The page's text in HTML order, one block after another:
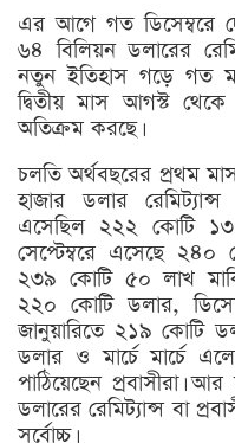
এর আগে গত ডিসেম্বরে
৬৪ বিলিয়ন ডলারের
নতুন ইতিহাস গড়ে গত
দ্বিতীয় মাস আগস্ট
অতিক্রম করছে।
চলতি অর্থবছরের প্রথম
হাজার ডলার
এসেছিল ২২২ কোটি ১৩
সেপ্টেম্বরে এসেছে
২৩৯ কোটি ৫০ লাখ
২২০ কোটি ডলার,
জানুয়া‌রি‌তে ২১৯ কোটি
ডলার ও মার্চে মার্চে
পা‌ঠি‌য়েছেন প্রবাসীরা।
ডলারের রেমিট্যান্স বা
সর্বোচ্চ।